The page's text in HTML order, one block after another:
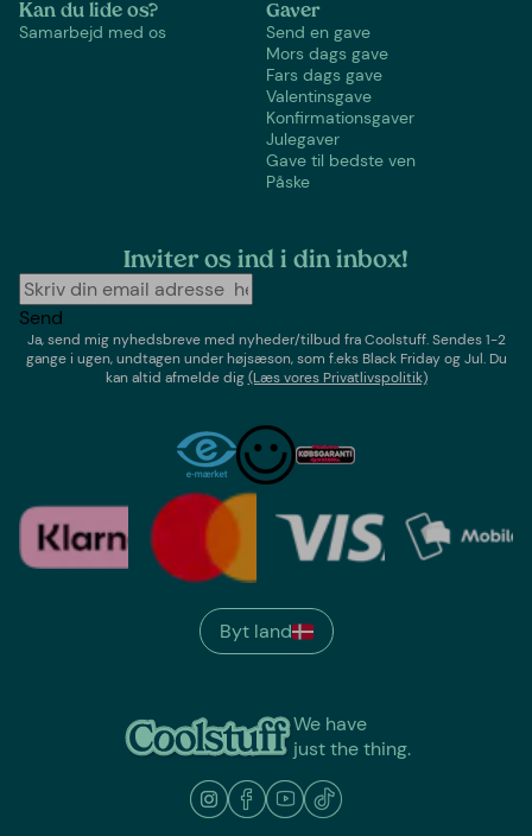
Kan du lide os?
Samarbejd med os
Gaver
Send en gave
Mors dags gave
Fars dags gave
Valentinsgave
Konfirmationsgaver
Julegaver
Gave til bedste ven
Påske
Inviter os ind i din inbox!
Send
Ja, send mig nyhedsbreve med nyheder/tilbud fraCoolstuff. Sendes 1-2
gange i ugen,undtagen under højsæson, som f.eks Black Friday og Jul. Du
kan altid afmelde dig(Læs vores Privatlivspolitik)
We have
just the thing.
Byt land